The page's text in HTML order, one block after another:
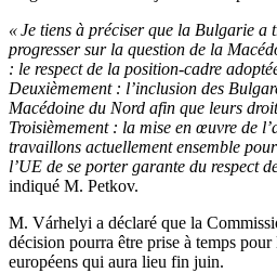
« Je tiens à préciser que la Bulgarie a
progresser sur la question de la
: le respect de la position-cadre
Deuxièmement : l’inclusion des
Macédoine du Nord afin que leurs
Troisièmement : la mise en œuvre de
travaillons actuellement ensemble
l’UE de se porter garante du respect
indiqué M. Petkov.
M. Várhelyi a déclaré que la
décision pourra être prise à temps
européens qui aura lieu fin juin.